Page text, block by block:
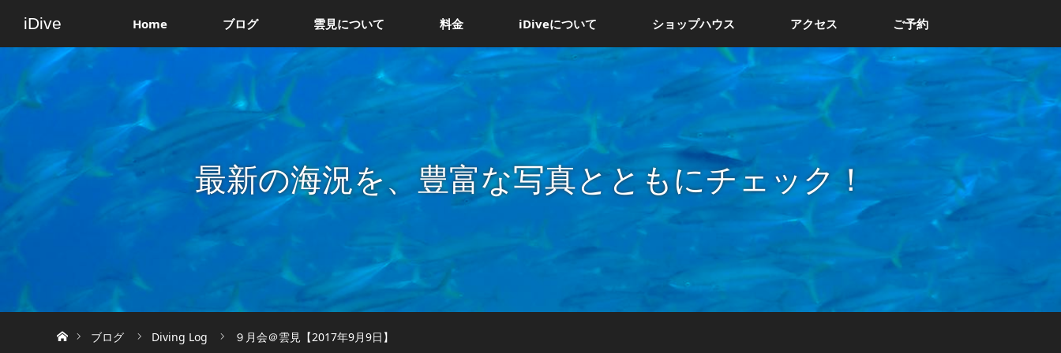
iDive Home ブログ 雲見について 料金 iDiveについて ショップハウス アクセス ご予約
最新の海況を、豊富な写真とともにチェック！
ブログ
Diving Log ９月会＠雲見【2017年9月9日】